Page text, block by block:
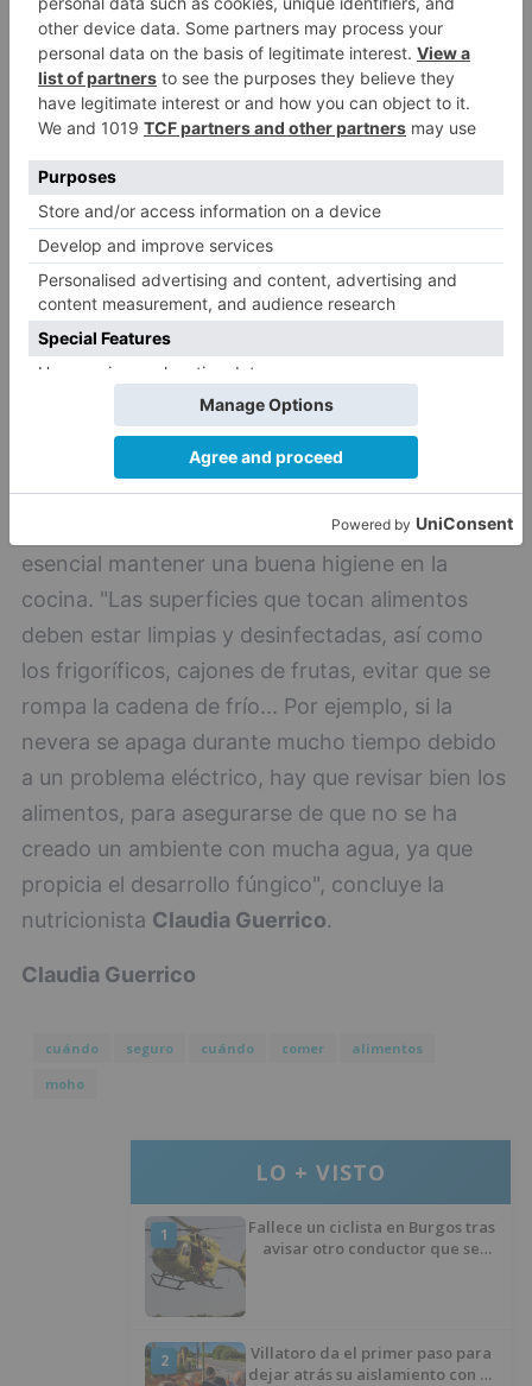
de resistencia en la flora bacteriana", señala la
nutricionistaLorena Afonso.
Lorena AfonsoMantén limpia tu cocina
Para evitar la presencia de mohos u otros
microorganismos patógenos indeseables, es
esencial mantener una buena higiene en la
cocina. "Las superficies que tocan alimentos
deben estar limpias y desinfectadas, así como
los frigoríficos, cajones de frutas, evitar que se
rompa la cadena de frío... Por ejemplo, si la
nevera se apaga durante mucho tiempo debido
a un problema eléctrico, hay que revisar bien los
alimentos, para asegurarse de que no se ha
creado un ambiente con mucha agua, ya que
propicia el desarrollo fúngico", concluye la
nutricionista Claudia Guerrico.
Claudia Guerrico
cuándo seguro cuándo comer
alimentos
moho
LO + VISTO
1
Fallece un ciclista en Burgos tras
avisar otro conductor que se
2
Villatoro da el primer paso para
dejar atrás su aislamiento con el